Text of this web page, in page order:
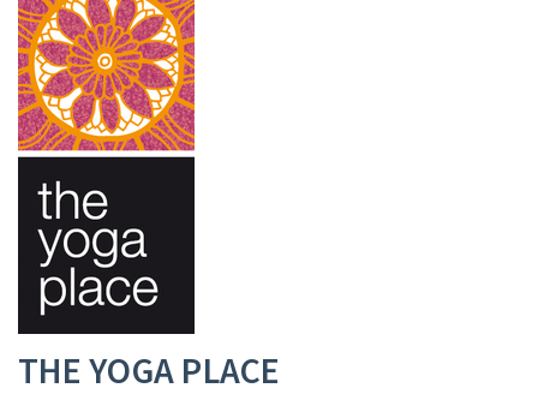
THE YOGA PLACE